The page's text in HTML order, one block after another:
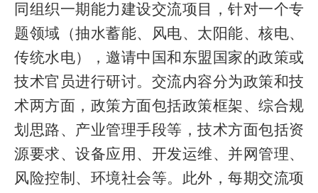
同组织一期能力建设交流项目，针对一个专
题领域（抽水蓄能、风电、太阳能、核电、
传统水电），邀请中国和东盟国家的政策或
技术官员进行研讨。交流内容分为政策和技
术两方面，政策方面包括政策框架、综合规
划思路、产业管理手段等，技术方面包括资
源要求、设备应用、开发运维、并网管理、
风险控制、环境社会等。此外，每期交流项